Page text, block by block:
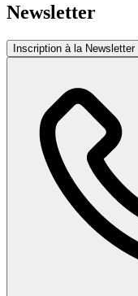
Newsletter
Inscription à la Newsletter